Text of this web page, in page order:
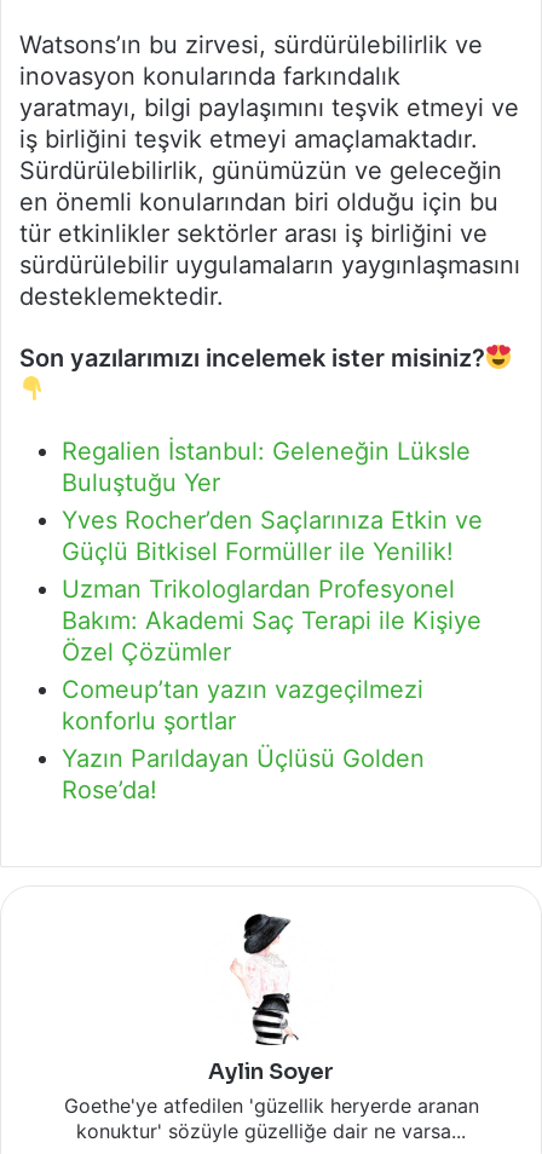
Watsons’ın bu zirvesi, sürdürülebilirlik ve
inovasyon konularında farkındalık
yaratmayı, bilgi paylaşımını teşvik etmeyi ve
iş birliğini teşvik etmeyi amaçlamaktadır.
Sürdürülebilirlik, günümüzün ve geleceğin
en önemli konularından biri olduğu için bu
tür etkinlikler sektörler arası iş birliğini ve
sürdürülebilir uygulamaların yaygınlaşmasını
desteklemektedir.
Son yazılarımızı incelemek ister misiniz?
Regalien İstanbul: Geleneğin Lüksle
Buluştuğu Yer
Yves Rocher’den Saçlarınıza Etkin ve
Güçlü Bitkisel Formüller ile Yenilik!
Uzman Trikologlardan Profesyonel
Bakım: Akademi Saç Terapi ile Kişiye
Özel Çözümler
Comeup’tan yazın vazgeçilmezi
konforlu şortlar
Yazın Parıldayan Üçlüsü Golden
Rose’da!
Aylin Soyer
Goethe'ye atfedilen 'güzellik heryerde aranan
konuktur' sözüyle güzelliğe dair ne varsa...